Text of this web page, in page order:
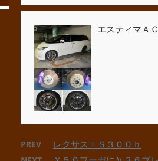
エスティマＡ
PREV レクサスＩＳ３００ｈ